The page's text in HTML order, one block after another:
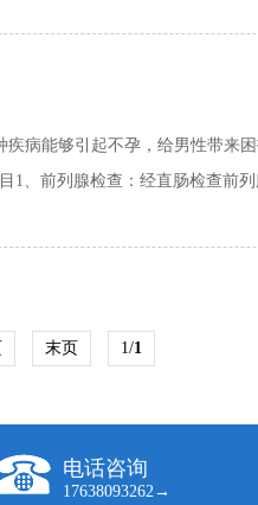
能够引起不孕，给男性带来
前列腺检查：经直肠检查前列
末页 1/1
电话咨询
17638093262→